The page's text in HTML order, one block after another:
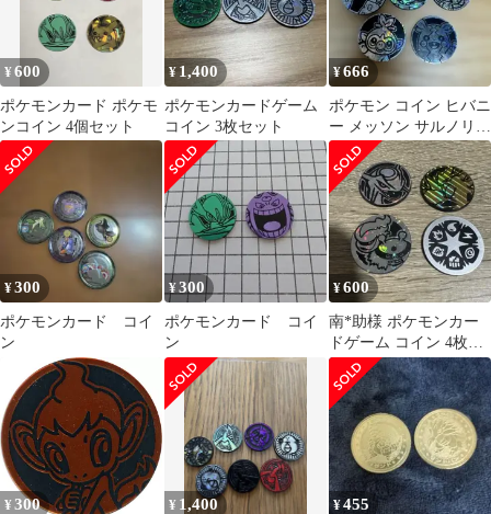
¥600
ポケモンカード ポケモ
ンコイン 4個セット
¥ 1,400
ポケモンカードゲーム
コイン 3枚セット
¥666
ポケモン コイン ヒバニ
ー メッソン サルノリ
イシヘンジン モルペコ
5枚
¥300
ポケモンカード コイ
ン
¥300
ポケモンカード コイ
ン
¥600
南*助様 ポケモンカー
ドゲーム コイン 4枚セ
ット
¥ 300 ¥ 1,400 ¥455